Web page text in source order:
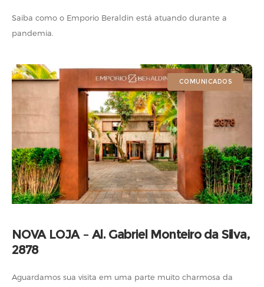
Saiba como o Emporio Beraldin está atuando durante a
pandemia.
COMUNICADOS
NOVA LOJA – Al. Gabriel Monteiro da Silva,
2878
Aguardamos sua visita em uma parte muito charmosa da